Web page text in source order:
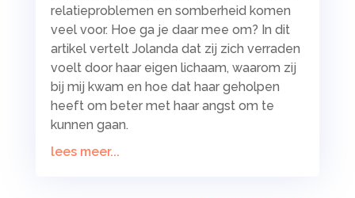
relatieproblemen en somberheid komen
veel voor. Hoe ga je daar mee om? In dit
artikel vertelt Jolanda dat zij zich verraden
voelt door haar eigen lichaam, waarom zij
bij mij kwam en hoe dat haar geholpen
heeft om beter met haar angst om te
kunnen gaan.
lees meer...